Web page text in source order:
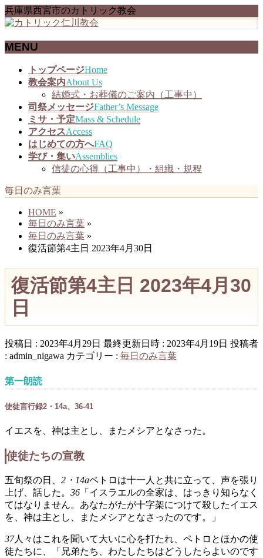
兵庫県西宮市のカトリック教会
MENU
トップページHome
教会案内About Us
結婚式・お葬儀のご案内（工事中）
司祭メッセージFather’s Message
ミサ・予定Mass & Schedule
アクセスAccess
はじめての方へFAQ
学び・集いAssemblies
信徒の心得（工事中）・組織・規程
毎日のみ言葉
HOME »
毎日のみ言葉 »
毎日のみ言葉 »
復活節第4主日 2023年4月30日
復活節第4主日 2023年4月30
日
投稿日 : 2023年4月29日 最終更新日時 : 2023年4月19日 投稿者
: admin_nigawa カテゴリー : 毎日のみ言葉
第一朗読
使徒言行録2・14a、36-41
イエスを、神は主とし、またメシアとなさった。
使徒たちの宣教
五旬祭の日、 2・14aペトロは十一人と共に立って、声を張り
上げ、話した。 36 「イスラエルの全家は、はっきり知らなく
てはなりません。あなたがたが十字架につけて殺したイエス
を、神は主とし、またメシアとなさったのです。」
37人々はこれを聞いて大いに心を打たれ、ペトロとほかの使
徒たちに、「兄弟たち、わたしたちはどうしたらよいのです